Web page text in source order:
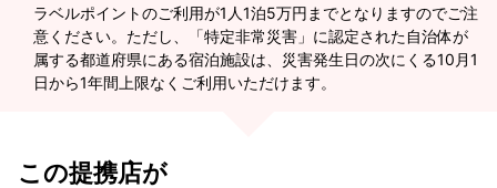
ラベルポイントのご利用が1人1泊5万円までとなりますのでご注
意ください。ただし、「特定非常災害」に認定された自治体が
属する都道府県にある宿泊施設は、災害発生日の次にくる10月1
日から1年間上限なくご利用いただけます。
この提携店が